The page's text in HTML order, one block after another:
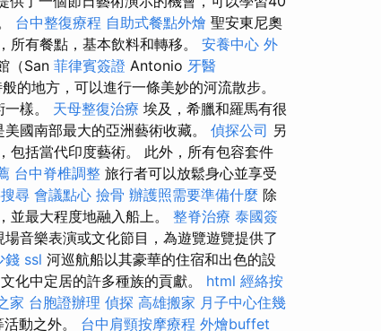
台中整復療程 自助式餐點外燴 聖安東尼奧
有餐點，基本飲料和轉移。 安養中心 外
（San 菲律賓簽證 Antonio 牙醫
的地方，可以進行一條美妙的河流散步。
樣。 天母整復治療 埃及，希臘和羅馬有很
國南部最大的亞洲藝術收藏。 偵探公司 另
包括當代印度藝術。 此外，所有包容套件
台中脊椎調整 旅行者可以放鬆身心並享受
尋 會議點心 撿骨 辦護照需要準備什麼 除
並最大程度地融入船上。 整脊治療 泰國簽
音樂表演或文化節目，為遊覽遊覽提供了
錢 ssl 河巡航船以其豪華的住宿和出色的設
化中定居的許多種族的貢獻。 html 經絡按
家 台胞證辦理 偵探 高雄搬家 月子中心住幾
動之外。 台中肩頸按摩療程 外燴buffet